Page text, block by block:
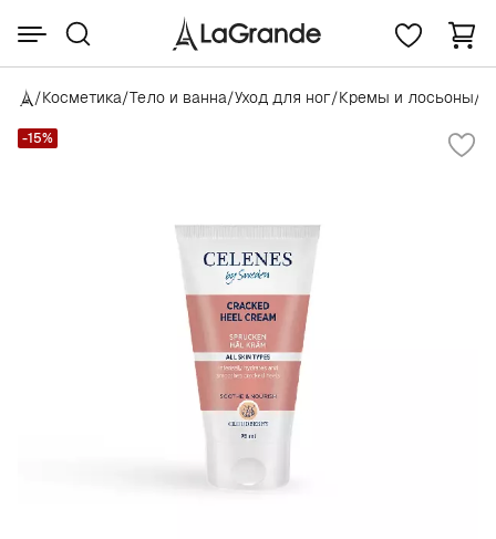
/Косметика/Тело и ванна/Уход для ног/Кремы и лосьоны/
-15%